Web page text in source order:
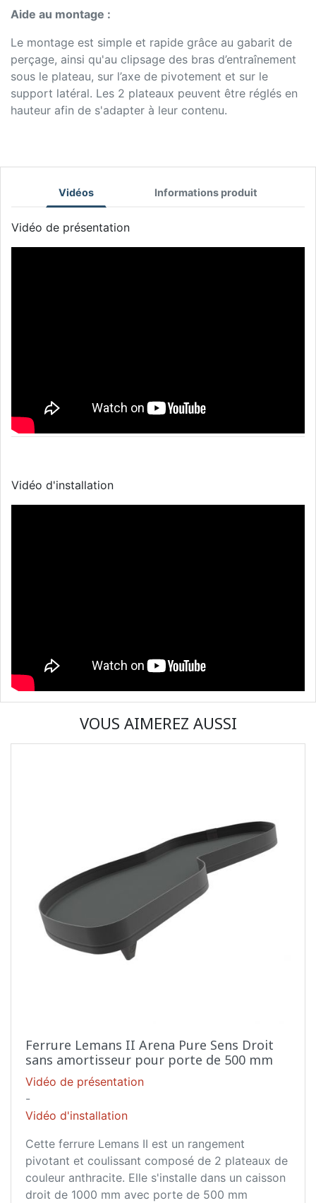
Aide au montage :
Le montage est simple et rapide grâce au gabarit de
perçage, ainsi qu'au clipsage des bras d’entraînement
sous le plateau, sur l’axe de pivotement et sur le
support latéral. Les 2 plateaux peuvent être réglés en
hauteur afin de s'adapter à leur contenu.
Vidéos Informations produit
Vidéo de présentation
Vidéo d'installation
VOUS AIMEREZ AUSSI
Ferrure Lemans II Arena Pure Sens Droit
sans amortisseur pour porte de 500 mm
Vidéo de présentation
-
Vidéo d'installation
Cette ferrure Lemans II est un rangement
pivotant et coulissant composé de 2 plateaux de
couleur anthracite. Elle s'installe dans un caisson
droit de 1000 mm avec porte de 500 mm